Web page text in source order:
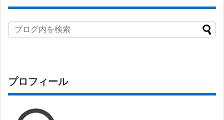
プロフィール